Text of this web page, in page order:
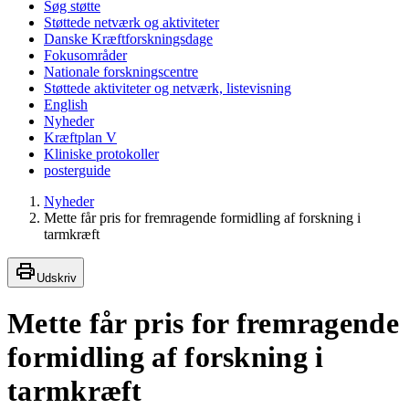
Søg støtte
Støttede netværk og aktiviteter
Danske Kræftforskningsdage
Fokusområder
Nationale forskningscentre
Støttede aktiviteter og netværk, listevisning
English
Nyheder
Kræftplan V
Kliniske protokoller
posterguide
Nyheder
Mette får pris for fremragende formidling af forskning i
tarmkræft
Udskriv
Mette får pris for fremragende
formidling af forskning i
tarmkræft